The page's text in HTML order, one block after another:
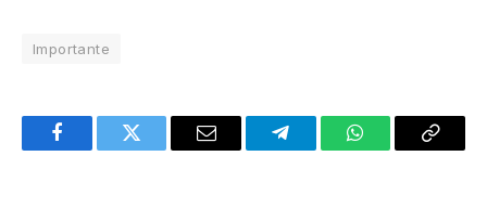
Importante
FacebookTwitter Email TelegramWhatsAppCopy